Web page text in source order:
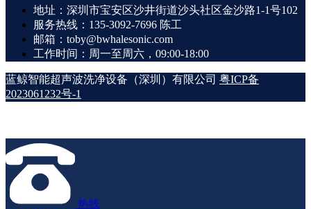
地址：深圳市宝安区沙井街道沙头社区金沙路1-1号102
服务热线：135-3092-7696 陈工
邮箱：toby@bwhalesonic.com
工作时间：周一至周六，09:00-18:00
蓝鲸智能超声波洗净设备（深圳）有限公司 粤ICP备
2023061232号-1
热线